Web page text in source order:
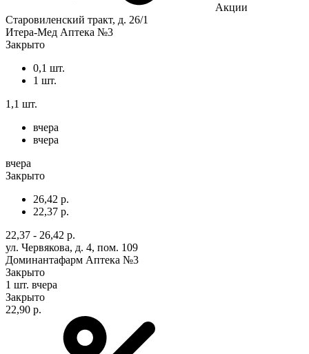
Акции
Старовиленский тракт, д. 26/1
Итера-Мед Аптека №3
Закрыто
0,1 шт.
1 шт.
1,1 шт.
вчера
вчера
вчера
Закрыто
26,42 р.
22,37 р.
22,37 - 26,42 р.
ул. Червякова, д. 4, пом. 109
Доминантафарм Аптека №3
Закрыто
1 шт. вчера
Закрыто
22,90 р.